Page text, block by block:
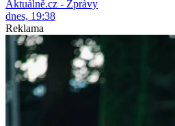
Aktuálně.cz - Zprávy
dnes, 19:38
Reklama